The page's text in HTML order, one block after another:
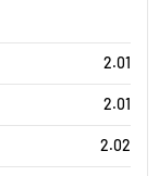
2.01
2.01
2.02